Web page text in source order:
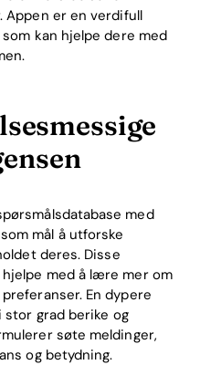
Appen er en verdifull
kan hjelpe dere med
med
mål å utforske
deres. Disse
med å lære mer om
En dypere
grad berike og
søte meldinger,
og betydning.